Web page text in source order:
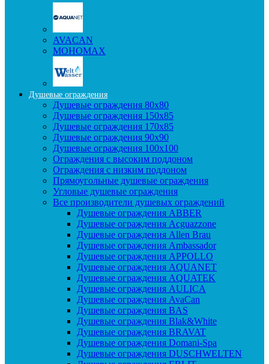
AVACAN
МОНОМАХ
Душевые ограждения
Душевые ограждения 80x80
Душевые ограждения 150x85
Душевые ограждения 170x85
Душевые ограждения 90x90
Душевые ограждения 100x100
Ограждения с высоким поддоном
Ограждения с низким поддоном
Прямоугольные душевые ограждения
Угловые душевые ограждения
Все производители душевых ограждений
Душевые ограждения ABBER
Душевые ограждения Acguazzone
Душевые ограждения Allen Brau
Душевые ограждения Ambassador
Душевые ограждения APPOLLO
Душевые ограждения AQUANET
Душевые ограждения AQUATEK
Душевые ограждения AULICA
Душевые ограждения AvaCan
Душевые ограждения BAS
Душевые ограждения Blak&White
Душевые ограждения BRAVAT
Душевые ограждения Domani-Spa
Душевые ограждения DUSCHWELTEN